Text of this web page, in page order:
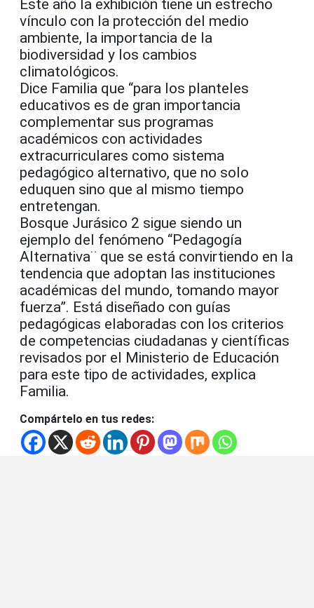
Este año la exhibición tiene un estrecho
vínculo con la protección del medio
ambiente, la importancia de la
biodiversidad y los cambios
climatológicos.
Dice Familia que “para los planteles
educativos es de gran importancia
complementar sus programas
académicos con actividades
extracurriculares como sistema
pedagógico alternativo, que no solo
eduquen sino que al mismo tiempo
entretengan.
Bosque Jurásico 2 sigue siendo un
ejemplo del fenómeno “Pedagogía
Alternativa¨ que se está convirtiendo en la
tendencia que adoptan las instituciones
académicas del mundo, tomando mayor
fuerza”. Está diseñado con guías
pedagógicas elaboradas con los criterios
de competencias ciudadanas y científicas
revisados por el Ministerio de Educación
para este tipo de actividades, explica
Familia.
Compártelo en tus redes: